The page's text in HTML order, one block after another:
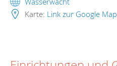
Karte: Link zur Google